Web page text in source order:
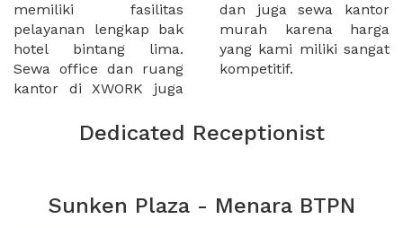
memiliki fasilitas
pelayanan lengkap bak
hotel bintang lima.
Sewa office dan ruang
kantor di XWORK juga
dan juga sewa kantor
murah karena harga
yang kami miliki sangat
kompetitif.
Dedicated Receptionist
Sunken Plaza - Menara BTPN